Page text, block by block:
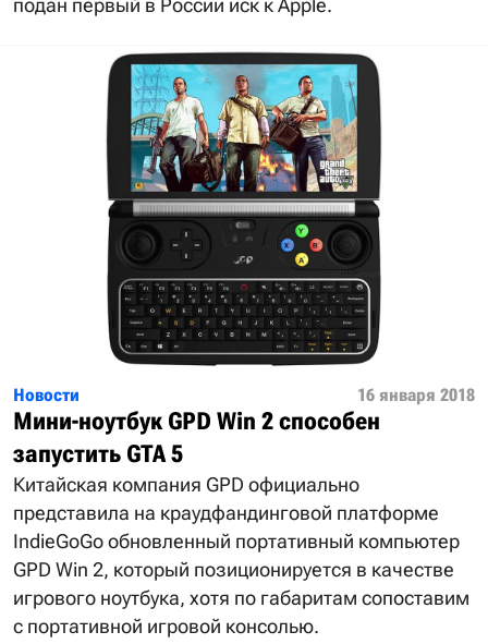
подан первый в России иск к Apple.
Новости 16 января 2018
Мини-ноутбук GPD Win 2 способен
запустить GTA 5
Китайская компания GPD официально
представила на краудфандинговой платформе
IndieGoGo обновленный портативный компьютер
GPD Win 2, который позиционируется в качестве
игрового ноутбука, хотя по габаритам сопоставим
с портативной игровой консолью.